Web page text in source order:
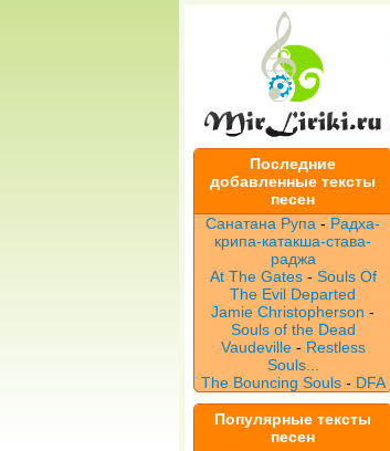
Последние
добавленные тексты
песен
Санатана Рупа - Радха-
крипа-катакша-става-
раджа
At The Gates- Souls Of
The Evil Departed
Jamie Christopherson -
Souls of the Dead
Vaudeville - Restless
Souls...
The Bouncing Souls- DFA
Популярные тексты
песен